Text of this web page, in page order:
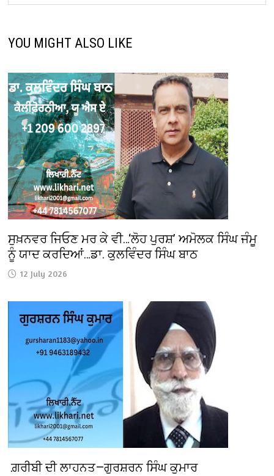
YOU MIGHT ALSO LIKE
ਸੁਖ਼ਨਵਰ ਜਿਓਣ ਮਰ ਕੇ ਵੀ…‘ਲੋਹ ਪੁਰਸ਼’ ਅਮੋਲਕ ਸਿੰਘ ਜੰਮੂ
ਨੂੰ ਯਾਦ ਕਰਦਿਆਂ…ਡਾ. ਕੁਲਵਿੰਦਰ ਸਿੰਘ ਬਾਠ
12 July 2026
ਗ਼ਰੀਬੀ ਦੀ ਲਾਹਨਤ—ਗੁਰਸ਼ਰਨ ਸਿੰਘ ਕੁਮਾਰ